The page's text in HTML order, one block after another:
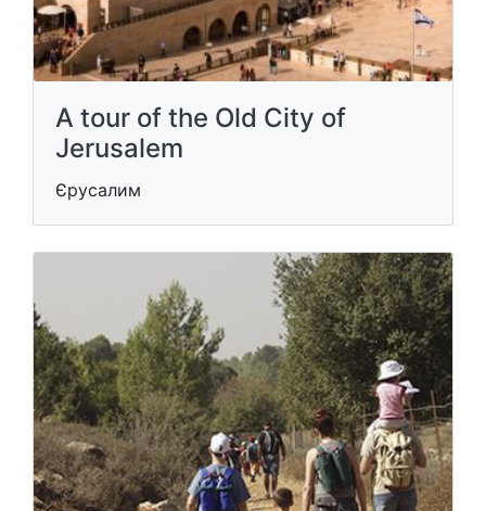
A tour of the Old City of
Jerusalem
Єрусалим